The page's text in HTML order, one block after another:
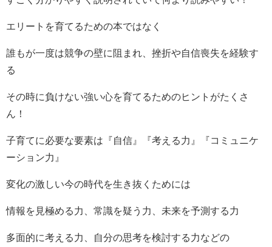
エリートを育てるための本ではなく
誰もが一度は競争の壁に阻まれ、挫折や自信喪失を経験す
る
その時に負けない強い心を育てるためのヒントがたくさ
ん！
子育てに必要な要素は『自信』『考える力』『コミュニケ
ーション力』
変化の激しい今の時代を生き抜くためには
情報を見極める力、常識を疑う力、未来を予測する力
多面的に考える力、自分の思考を検討する力などの